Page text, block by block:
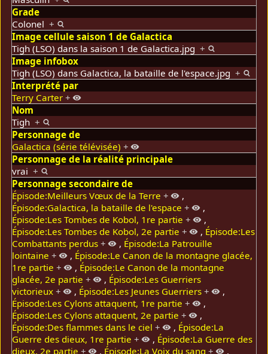
Grade
Colonel+
Image cellule saison 1 de Galactica
Tigh (LSO) dans la saison 1 de Galactica.jpg+
Image infobox
Tigh (LSO) dans Galactica, la bataille de l'espace.jpg+
Interprété par
Terry Carter +
Nom
Tigh+
Personnage de
Galactica (série télévisée) +
Personnage de la réalité principale
vrai+
Personnage secondaire de
Épisode:Meilleurs Vœux de la Terre +
,
Épisode:Galactica, la bataille de l'espace +
,
Épisode:Les Tombes de Kobol, 1re partie +
,
Épisode:Les Tombes de Kobol, 2e partie + , Épisode:Les
Combattants perdus + , Épisode:La Patrouille
lointaine + , Épisode:Le Canon de la montagne glacée,
1re partie + , Épisode:Le Canon de la montagne
glacée, 2e partie + , Épisode:Les Guerriers
victorieux + , Épisode:Les Jeunes Guerriers +
,
Épisode:Les Cylons attaquent, 1re partie +
,
Épisode:Les Cylons attaquent, 2e partie +
,
Épisode:Des flammes dans le ciel + , Épisode:La
Guerre des dieux, 1re partie + , Épisode:La Guerre des
dieux, 2e partie + , Épisode:La Voix du sang +
,